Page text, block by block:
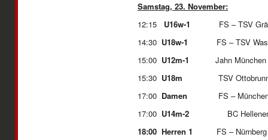
Samstag, 23. November:
12:15 U16w-1
FS – TSV
14:30 U18w-1
FS – TSV
15:00 U12m-1
Jahn
15:30 U18m
TSV Ottobrunn
17:00 Damen FS –
17:00 U14m-2 BC Hellenen
18:00 Herren 1 FS –